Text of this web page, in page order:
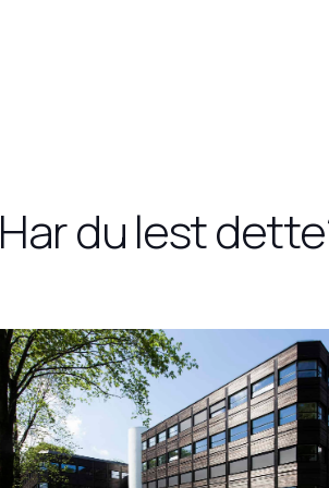
Har du lest